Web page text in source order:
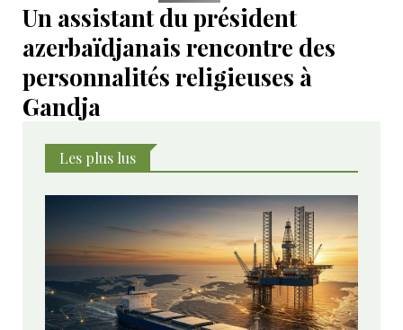
Un assistant du président
azerbaïdjanais rencontre des
personnalités religieuses à
Gandja
Les plus lus